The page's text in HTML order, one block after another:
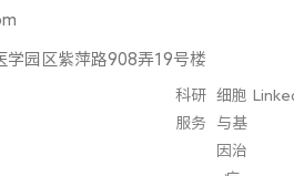
学园区紫萍路908弄19号楼
科研
服务
细胞
与基
因治